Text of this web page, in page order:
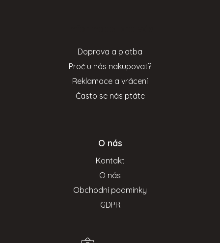
Doprava a platba
Proč u nás nakupovat?
Reklamace a vrácení
Často se nás ptáte
O nás
Kontakt
O nás
Obchodní podmínky
GDPR